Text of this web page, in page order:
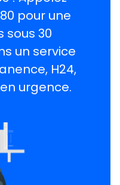
pour une
sous 30
un service
H24,
urgence.